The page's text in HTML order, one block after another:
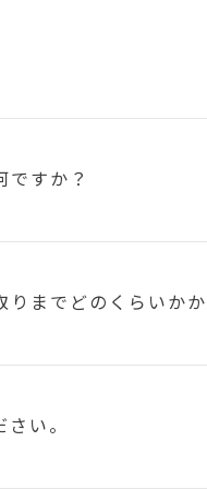
すか？
りまで どのくらいか
い。